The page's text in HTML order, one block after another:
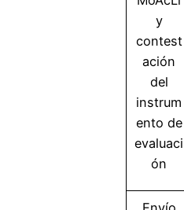
y
contest
ación
del
instrum
ento de
evaluaci
ón